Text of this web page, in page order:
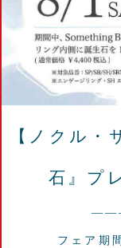
【ノクル・
石』プ
フェア期